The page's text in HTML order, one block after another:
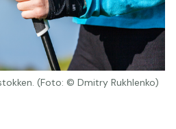
(Foto: © Dmitry Rukhlenko)